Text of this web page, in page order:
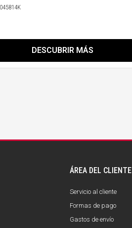
DESCUBRIR MÁS
ÁREA DEL CLIENTE
Servicio al cliente
Formas de pago
Gastos de envío